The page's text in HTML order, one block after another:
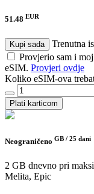
51.48 EUR
Kupi sada
Trenutna
Provjerio sam i
eSIM. Provjeri ovdje
Koliko eSIM-ova
Plati karticom
Neograničeno GB / 25 dani
2 GB dnevno pri
Melita, Epic